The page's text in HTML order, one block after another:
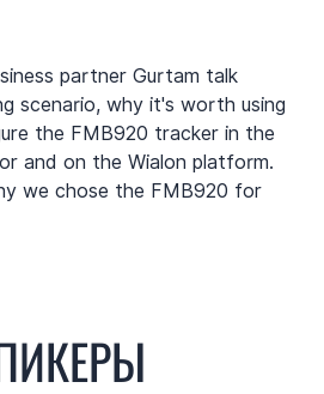
partner Gurtam talk
scenario, why it's worth using
the FMB920 tracker in the
and on the Wialon platform.
we chose the FMB920 for